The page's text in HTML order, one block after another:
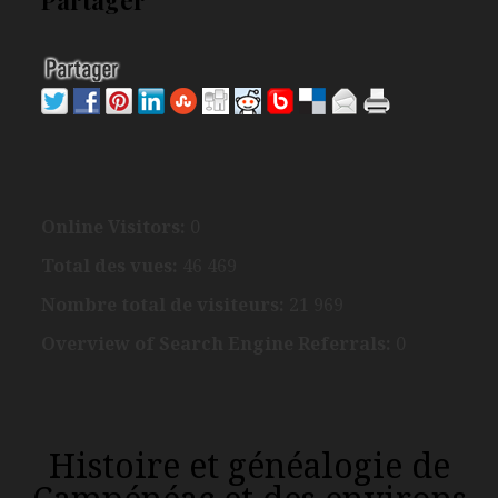
Histoire et généalogie de